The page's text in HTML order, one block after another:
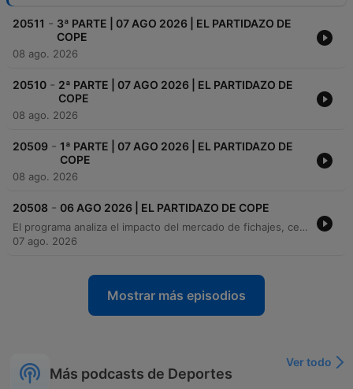
20511 - 3ª PARTE | 07 AGO 2026 | EL PARTIDAZO DE
COPE
08 ago. 2026
20510 - 2ª PARTE | 07 AGO 2026 | EL PARTIDAZO DE
COPE
08 ago. 2026
20509 - 1ª PARTE | 07 AGO 2026 | EL PARTIDAZO DE
COPE
08 ago. 2026
20508 - 06 AGO 2026 | EL PARTIDAZO DE COPE
El programa analiza el impacto del mercado de fichajes, centrándose en el inesperado giro de Rodri hacia el Barcelona tras un acuerdo previo con el Real Madrid y la llegada de Diomandé al club blanco por 120 millones de euros. Se debaten las estrategias de la directiva madridista ante la pérdida de jugadores clave y el interés del Barça por Julián Álvarez. Además, se repasan las potencias ofensivas del fútbol europeo y diversas noticias internacionales. El episodio concluye con una sección de nostalgia deportiva donde Pilar Casado relata anécdotas memorables del Mundial de Baloncesto de 2006 en Japón.
07 ago. 2026
Mostrar más episodios
Más podcasts de Deportes
Ver todo